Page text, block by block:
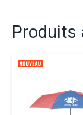
Produits